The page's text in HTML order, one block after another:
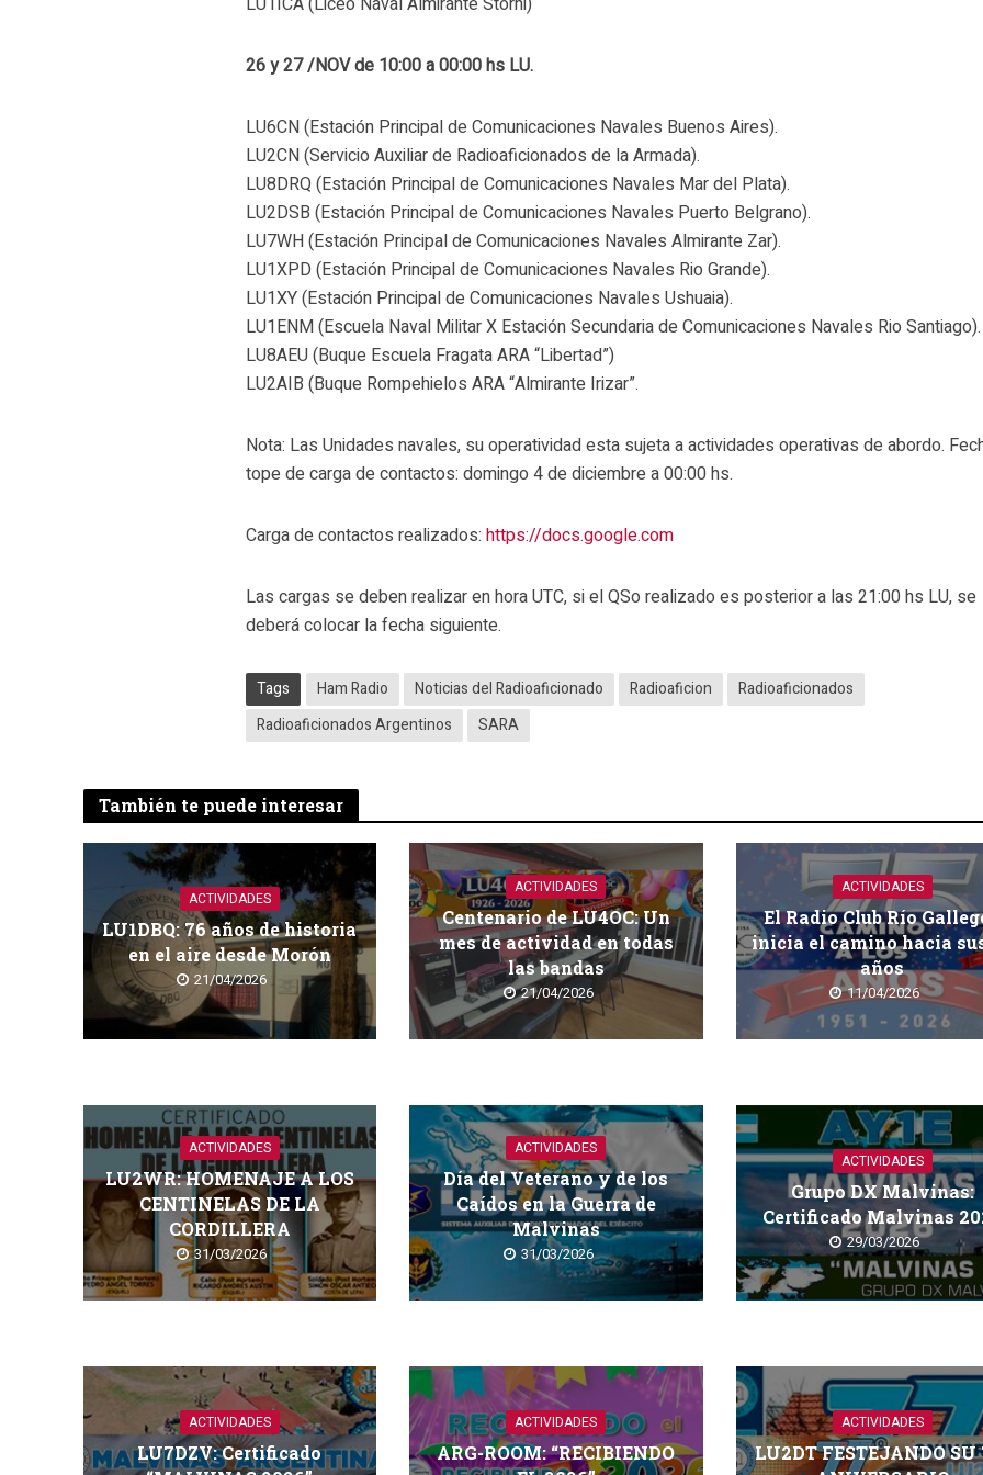
26 y 27 /NOV de 10:00 a 00:00 hs LU.
LU6CN (Estación Principal de Comunicaciones Navales Buenos Aires).
LU2CN (Servicio Auxiliar de Radioaficionados de la Armada).
LU8DRQ (Estación Principal de Comunicaciones Navales Mar del Plata).
LU2DSB (Estación Principal de Comunicaciones Navales Puerto Belgrano).
LU7WH (Estación Principal de Comunicaciones Navales Almirante Zar).
LU1XPD (Estación Principal de Comunicaciones Navales Rio Grande).
LU1XY (Estación Principal de Comunicaciones Navales Ushuaia).
LU1ENM (Escuela Naval Militar X Estación Secundaria de Comunicaciones Navales Rio Santiago).
LU8AEU (Buque Escuela Fragata ARA “Libertad”)
LU2AIB (Buque Rompehielos ARA “Almirante Irizar”.
Nota: Las Unidades navales, su operatividad esta sujeta a actividades operativas de abordo.
tope de carga de contactos: domingo 4 de diciembre a 00:00 hs.
Carga de contactos realizados:https://docs.google.com
Las cargas se deben realizar en hora UTC, si el QSo realizado es posterior a las 21:00 hs LU, se
deberá colocar la fecha siguiente.
Tags Ham Radio Noticias del Radioaficionado Radioaficion
Radioaficionados
Radioaficionados Argentinos
SARA
También te puede interesar
ACTIVIDADES
LU1DBQ: 76 años de historia
en el aire desde Morón
21/04/2026
ACTIVIDADES
Centenario de LU4OC: Un
mes de actividad en todas
las bandas
21/04/2026
ACTIVIDADES
El Radio Club Río
inicia el camino hacia
años
11/04/2026
ACTIVIDADES
LU2WR: HOMENAJE A LOS
CENTINELAS DE LA
CORDILLERA
31/03/2026
ACTIVIDADES
Día del Veterano y de los
Caídos en la Guerra de
Malvinas
31/03/2026
ACTIVIDADES
Grupo DX Malvinas:
Certificado Malvinas
29/03/2026
ACTIVIDADES
LU7DZV: Certificado
ACTIVIDADES
ARG-ROOM: “RECIBIENDO
ACTIVIDADES
LU2DT FESTEJANDO SU